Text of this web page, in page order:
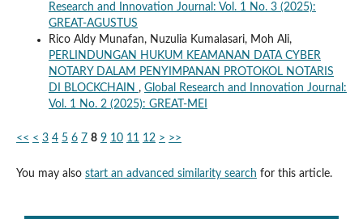
Research and Innovation Journal: Vol. 1 No. 3 (2025):
GREAT-AGUSTUS
Rico Aldy Munafan, Nuzulia Kumalasari, Moh Ali,
PERLINDUNGAN HUKUM KEAMANAN DATA CYBER
NOTARY DALAM PENYIMPANAN PROTOKOL NOTARIS
DI BLOCKCHAIN , Global Research and Innovation Journal:
Vol. 1 No. 2 (2025): GREAT-MEI
<< < 3 4 5 6 7 8 9 10 11 12 > >>
You may also start an advanced similarity search for this article.